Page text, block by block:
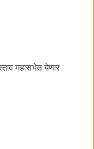
महासभेत येणार